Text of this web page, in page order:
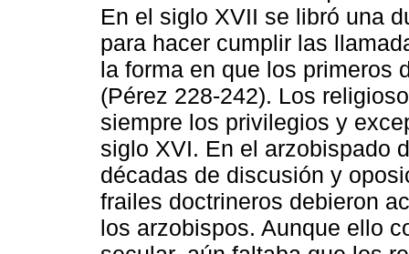
En el siglo XVII se libró una
para hacer cumplir las
la forma en que los primeros
(Pérez 228-242). Los
siempre los privilegios y
siglo XVI. En el arzobispado
décadas de discusión y
frailes doctrineros debieron
los arzobispos. Aunque ello